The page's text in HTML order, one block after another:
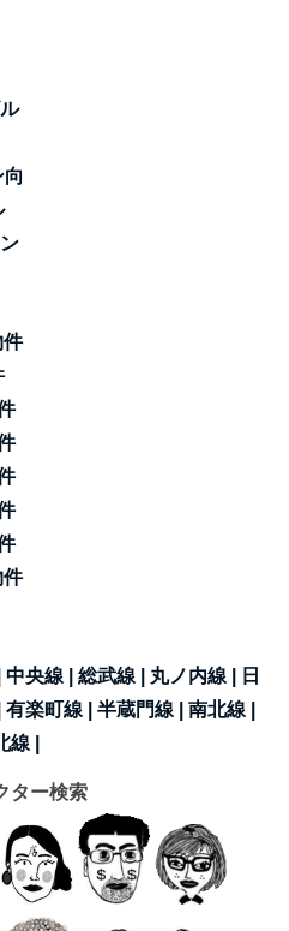
件
件
中央線 |総武線 | 丸ノ内線 |
日
有楽町線 |半蔵門線 |南北線 |
|
ター検索